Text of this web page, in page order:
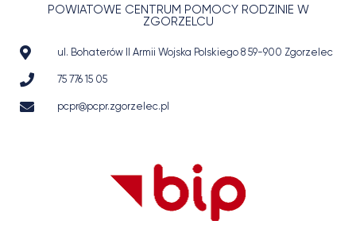
POWIATOWE CENTRUM POMOCY RODZINIE W
ZGORZELCU
ul. Bohaterów II Armii Wojska Polskiego 8 59-900 Zgorzelec
75 776 15 05
pcpr@pcpr.zgorzelec.pl